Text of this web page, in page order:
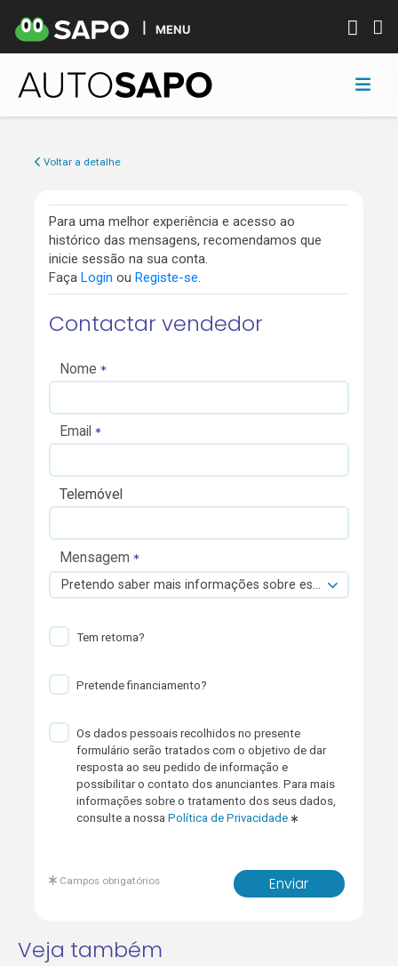
MENU
Voltar a detalhe
Para uma melhor experiência e acesso ao
histórico das mensagens, recomendamos que
inicie sessão na sua conta.
Faça Login ou Registe-se.
Contactar vendedor
Nome
Email
Telemóvel
Mensagem
Pretendo saber mais informações sobre esta viatura.
Tem retoma?
Pretende financiamento?
Os dados pessoais recolhidos no presente
formulário serão tratados com o objetivo de dar
resposta ao seu pedido de informação e
possibilitar o contato dos anunciantes. Para mais
informações sobre o tratamento dos seus dados,
consulte a nossaPolítica de Privacidade
Enviar
Campos obrigatórios
Veja também